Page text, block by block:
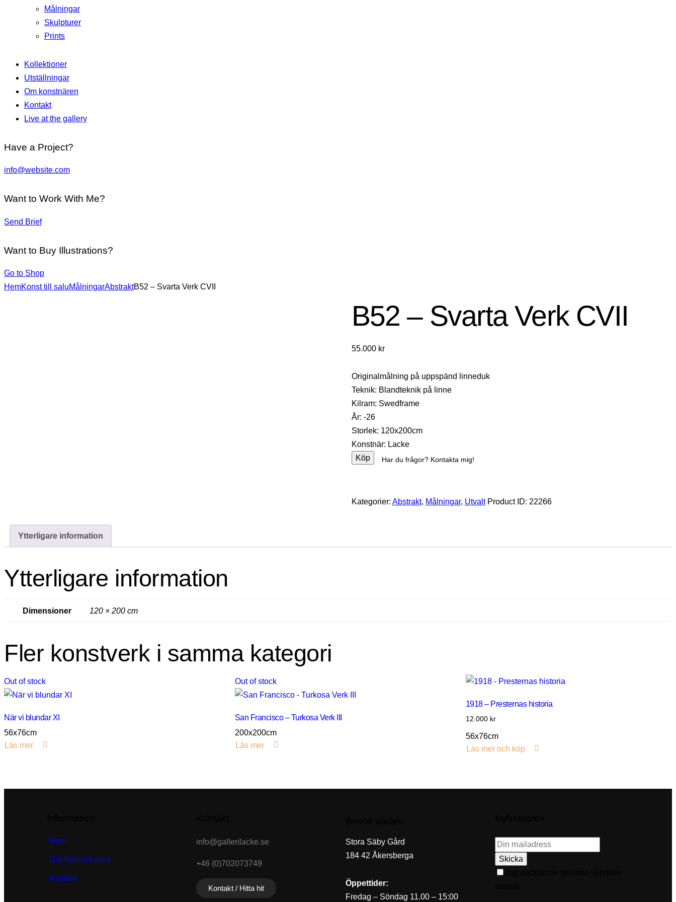
Målningar
Skulpturer
Prints
Kollektioner
Utställningar
Om konstnären
Kontakt
Live at the gallery
Have a Project?
info@website.com
Want to Work With Me?
Send Brief
Want to Buy Illustrations?
Go to Shop
HemKonst till saluMålningarAbstraktB52 – Svarta Verk CVII
B52 – Svarta Verk CVII
55.000 kr
Originalmålning på uppspänd linneduk
Teknik: Blandteknik på linne
Kilram: Swedframe
År: -26
Storlek: 120x200cm
Konstnär: Lacke
Köp
Har du frågor? Kontakta mig!
Kategorier: Abstrakt, Målningar, Utvalt Product ID: 22266
Ytterligare information
Ytterligare information
Dimensioner 120 × 200 cm
Fler konstverk i samma kategori
Out of stock
När vi blundar XI
56x76cm
Läs mer
Out of stock
San Francisco – Turkosa Verk III
200x200cm
Läs mer
1918 – Presternas historia
12.000 kr
56x76cm
Läs mer och köp
Hem
Om Galleri Lacke
Kontakt
info@gallerilacke.se
+46 (0)702073749
Kontakt / Hitta hit
Stora Säby Gård
184 42 Åkersberga
Öppettider:
Fredag – Söndag 11.00 – 15:00
Skicka